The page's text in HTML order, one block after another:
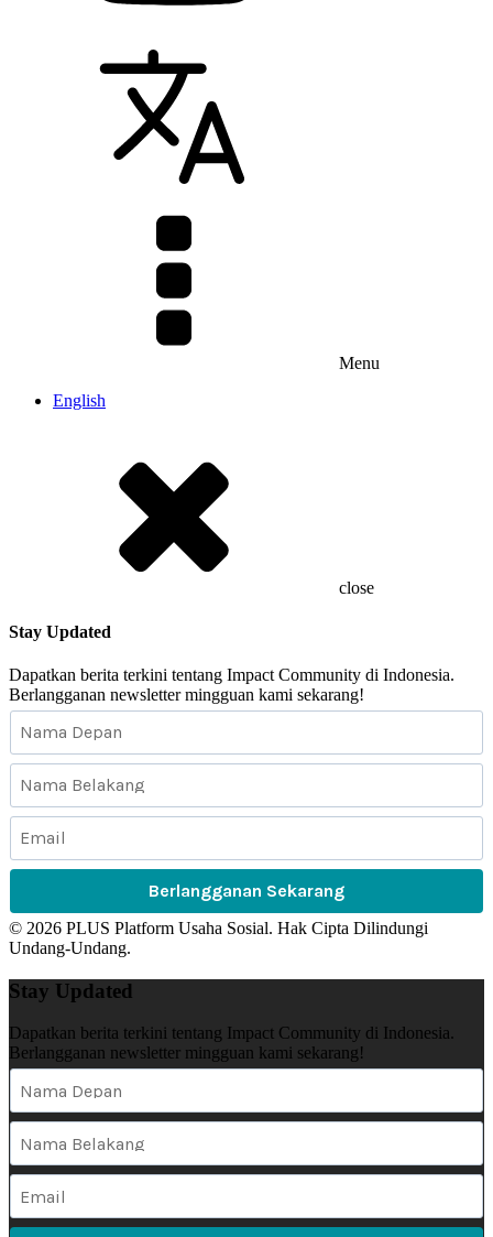
Menu
English
close
Stay Updated
Dapatkan berita terkini tentang Impact Community di Indonesia.
Berlangganan newsletter mingguan kami sekarang!
Berlangganan Sekarang
© 2026 PLUS Platform Usaha Sosial. Hak Cipta Dilindungi
Undang-Undang.
Stay Updated
Dapatkan berita terkini tentang Impact Community di Indonesia.
Berlangganan newsletter mingguan kami sekarang!